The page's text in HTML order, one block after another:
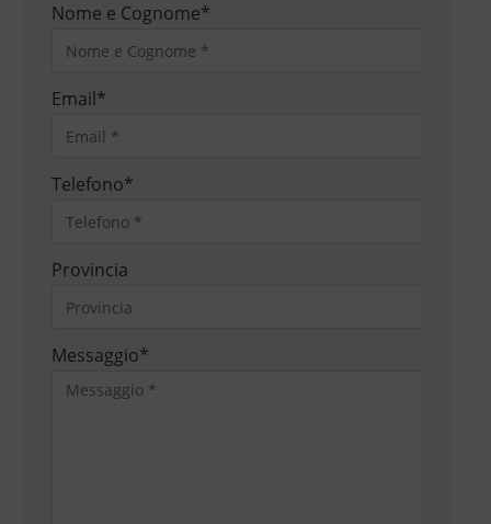
Nome e Cognome*
Email*
Telefono*
Provincia
Messaggio*